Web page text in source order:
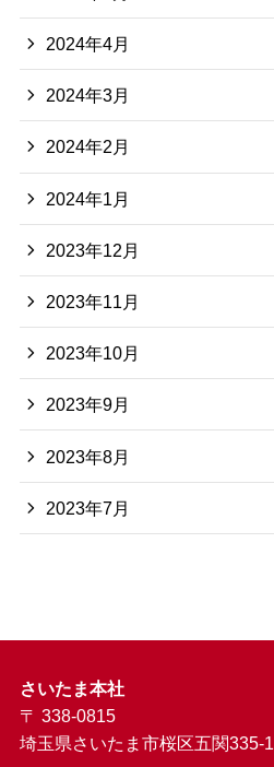
2024年4月
2024年3月
2024年2月
2024年1月
2023年12月
2023年11月
2023年10月
2023年9月
2023年8月
2023年7月
さいたま本社
〒 338-0815
埼玉県さいたま市桜区五関335-1